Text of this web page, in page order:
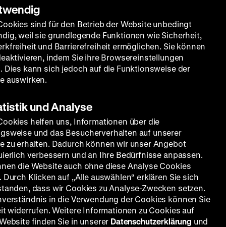
Natur und deutsche Geschichte. Glaube – Biologie –
14. November 2025 bis 18. Oktober 2026
sind für den Betrieb der Website unbedingt
weil sie grundlegende Funktionen wie Sicherheit,
und Barrierefreiheit ermöglichen. Sie können
indem Sie ihre Browsereinstellungen
Dies kann sich jedoch auf die Funktionsweise der
auswirken.
und Analyse
helfen uns, Informationen über die
und das Besucherverhalten auf unserer
zu erhalten. Dadurch können wir unser Angebot
verbessern und an Ihre Bedürfnisse anpassen.
die Website auch ohne diese Analyse Cookies
Durch Klicken auf „Alle auswählen“ erklären Sie sich
dass wir Cookies zu Analyse-Zwecken setzen.
in die Verwendung der Cookies können Sie
widerrufen. Weitere Informationen zu Cookies auf
finden Sie in unserer Datenschutzerklärung und